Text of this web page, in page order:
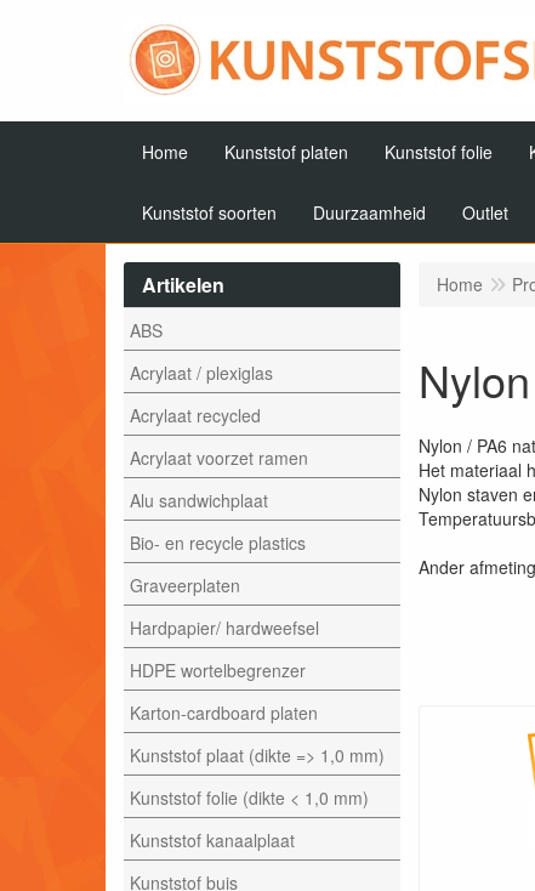
Home Kunststof platen Kunststof folie
Kunststof soorten Duurzaamheid Outlet
Artikelen
ABS
Acrylaat / plexiglas
Acrylaat recycled
Acrylaat voorzet ramen
Alu sandwichplaat
Bio- en recycle plastics
Graveerplaten
Hardpapier/ hardweefsel
HDPE wortelbegrenzer
Karton-cardboard platen
Kunststof plaat (dikte => 1,0 mm)
Kunststof folie (dikte < 1,0 mm)
Kunststof kanaalplaat
Kunststof buis
Home
Nylon / PA6
Het materiaal
Nylon staven
Ander